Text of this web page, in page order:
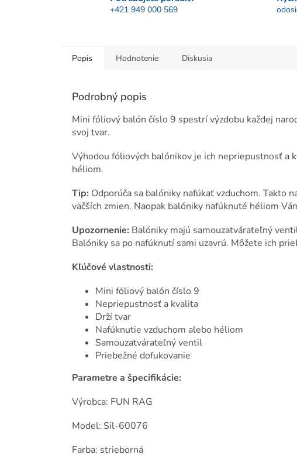
+421 949 000 569
Popis Hodnotenie Diskusia
Podrobný popis
Mini fóliový balón číslo 9 spestrí výzdobu každej
svoj tvar.
Výhodou fóliových balónikov je ich nepriepustnosť a
héliom.
Tip: Odporúča sa balóniky nafúkať vzduchom. Takto
väčších zmien. Naopak balóniky nafúknuté héliom
Upozornenie: Balóniky majú samouzatvárateľný
Balóniky sa po nafúknutí sami uzavrú. Môžete ich
Kľúčové vlastnosti:
Mini fóliový balón číslo 9
Nepriepustnosť a kvalita
Drží tvar
Nafúknutie vzduchom alebo héliom
Samouzatvárateľný ventil
Priebežné dofukovanie
Parametre a špecifikácie:
Výrobca: FUN RAG
Model: Sil-60076
Farba: strieborná